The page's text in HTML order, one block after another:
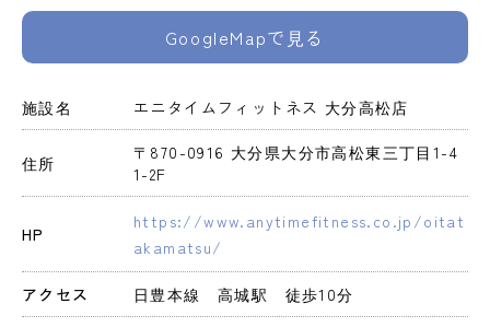
GoogleMapで見る
施設名 エニタイムフィットネス 大分高松店
住所
〒870-0916 大分県大分市高松東三丁目1-4
1-2F
HP
https://www.anytimefitness.co.jp/oitat
akamatsu/
アクセス 日豊本線　高城駅　徒歩10分